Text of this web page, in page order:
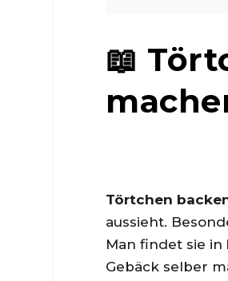
📖
Törtchen
aussieht.
Man findet sie in
Gebäck selber